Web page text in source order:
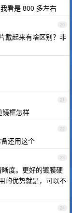
看是 800 多左右
20
戴起来有啥区别？非
21
镜框怎样
22
还用这个
23
度。更好的镀膜硬
的优势就是，可以不
24